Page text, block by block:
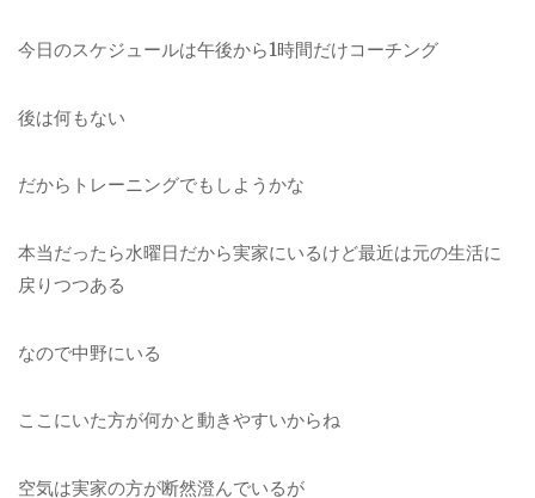
今日のスケジュールは午後から1時間だけコーチング
後は何もない
だからトレーニングでもしようかな
本当だったら水曜日だから実家にいるけど最近は元の生活に
戻りつつある
なので中野にいる
ここにいた方が何かと動きやすいからね
空気は実家の方が断然澄んでいるが